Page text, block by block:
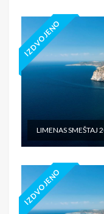
IZDVOJENO
LIMENAS SMEŠTAJ
IZDVOJENO